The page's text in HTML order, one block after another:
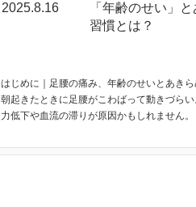
2025.8.16
「年齢のせい」
習慣とは？
はじめに｜足腰の痛み、年齢のせいとあき
朝起きたときに足腰がこわばって動きづら
力低下や血流の滞りが原因かもしれません